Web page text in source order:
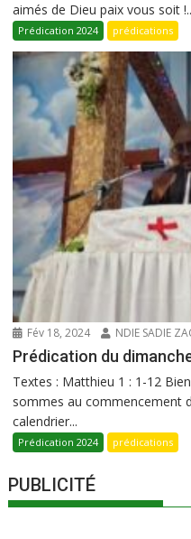
aimés de Dieu paix vous soit
Prédication 2024 prédications
Fév 18, 2024 NDIE SADIE
Prédication du
Textes : Matthieu 1 : 1-12
sommes au commencement
calendrier...
Prédication 2024 prédications
PUBLICITÉ